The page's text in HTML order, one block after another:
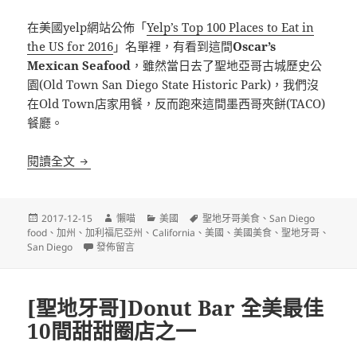
在美國yelp網站公佈「Yelp’s Top 100 Places to Eat in
the US for 2016 」名單裡，有看到這間Oscar’s
Mexican Seafood ，雖然當日去了聖地亞哥古城歷史公
園(Old Town San Diego State Historic Park)，我們沒
在Old Town店家用餐，反而跑來這間墨西哥夾餅(TACO)
餐廳。
閱讀全文 [聖地牙哥]Oscar’s Mexican Seafood 全美百大餐廳
發
佈
日
2017-12-15
作
者
懶喵
分
類
美國
標
籤
聖地牙哥美食 、San Diego
food 、加州 、加利福尼亞州 、California 、美國 、美國美食 、聖地牙哥 、
San Diego
在〈[聖地牙哥]Oscar’s Mexican Seafood 全美百大餐廳之一
發佈留言
[聖地牙哥]Donut Bar 全美最佳
10間甜甜圈店之一